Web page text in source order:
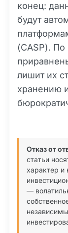
конец:
будут
(CASP). По
лишит их
хранению
Отказ от
статьи
характер и
—